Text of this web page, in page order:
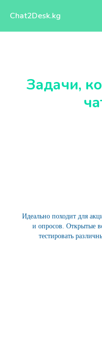
Chat2Desk.kg
Задачи,
Идеально походит для
и опросов. Открытые
тестировать